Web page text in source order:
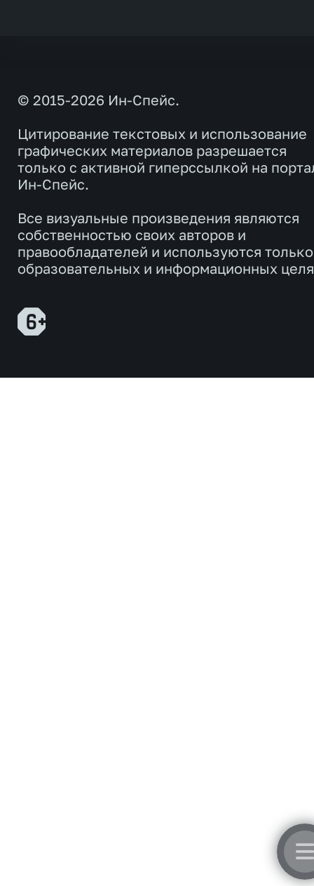
© 2015-2026 Ин-Спейс.
Цитирование текстовых и использование
графических материалов разрешается
только с активной гиперссылкой на
Ин-Спейс.
Все визуальные произведения являются
собственностью своих авторов и
правообладателей и используются
образовательных и информационных